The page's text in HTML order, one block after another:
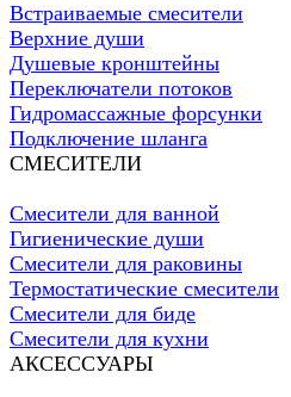
Встраиваемые смесители
Верхние души
Душевые кронштейны
Переключатели потоков
Гидромассажные форсунки
Подключение шланга
СМЕСИТЕЛИ
Смесители для ванной
Гигиенические души
Смесители для раковины
Термостатические смесители
Смесители для биде
Смесители для кухни
АКСЕССУАРЫ